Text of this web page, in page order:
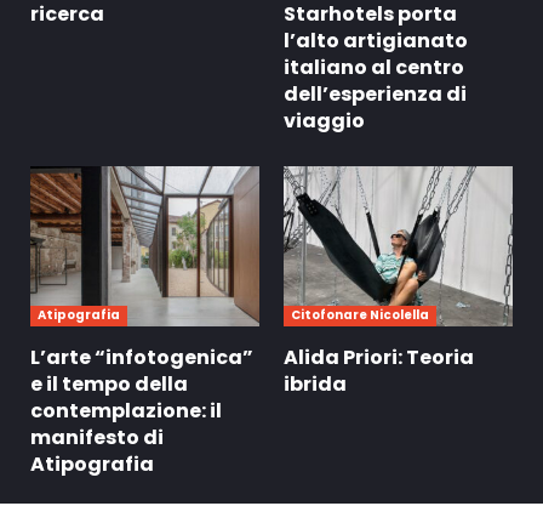
ricerca
Starhotels porta
l’alto artigianato
italiano al centro
dell’esperienza di
viaggio
Atipografia
L’arte “infotogenica”
e il tempo della
contemplazione: il
manifesto di
Atipografia
Citofonare Nicolella
Alida Priori: Teoria
ibrida